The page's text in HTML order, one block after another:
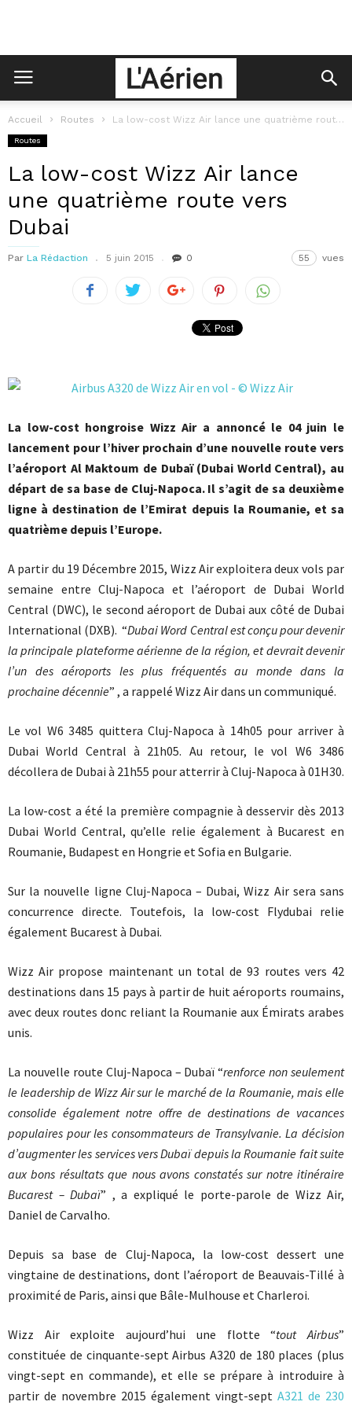
Accueil Routes La low-cost Wizz Air lance une quatrième route vers Dubai
Routes
La low-cost Wizz Air lance
une quatrième route vers
Dubai
Par La Rédaction 5 juin 2015 0 55 vues
La low-cost hongroise Wizz Air a annoncé le 04 juin le
lancement pour l’hiver prochain d’une nouvelle route vers
l’aéroport Al Maktoum de Dubaï (Dubai World Central), au
départ de sa base de Cluj-Napoca. Il s’agit de sa deuxième
ligne à destination de l’Emirat depuis la Roumanie, et sa
quatrième depuis l’Europe.
A partir du 19 Décembre 2015, Wizz Air exploitera deux vols par
semaine entre Cluj-Napoca et l’aéroport de Dubai World
Central (DWC), le second aéroport de Dubai aux côté de Dubai
International (DXB). “Dubai Word Central est conçu pour devenir
la principale plateforme aérienne de la région, et devrait devenir
l’un des aéroports les plus fréquentés au monde dans la
prochaine décennie” , a rappelé Wizz Air dans un communiqué.
Le vol W6 3485 quittera Cluj-Napoca à 14h05 pour arriver à
Dubai World Central à 21h05. Au retour, le vol W6 3486
décollera de Dubai à 21h55 pour atterrir à Cluj-Napoca à 01H30.
La low-cost a été la première compagnie à desservir dès 2013
Dubai World Central, qu’elle relie également à Bucarest en
Roumanie, Budapest en Hongrie et Sofia en Bulgarie.
Sur la nouvelle ligne Cluj-Napoca – Dubai, Wizz Air sera sans
concurrence directe. Toutefois, la low-cost Flydubai relie
également Bucarest à Dubai.
Wizz Air propose maintenant un total de 93 routes vers 42
destinations dans 15 pays à partir de huit aéroports roumains,
avec deux routes donc reliant la Roumanie aux Émirats arabes
unis.
La nouvelle route Cluj-Napoca – Dubaï “renforce non seulement
le leadership de Wizz Air sur le marché de la Roumanie, mais elle
consolide également notre offre de destinations de vacances
populaires pour les consommateurs de Transylvanie. La décision
d’augmenter les services vers Dubaï depuis la Roumanie fait suite
aux bons résultats que nous avons constatés sur notre itinéraire
Bucarest – Dubaï” , a expliqué le porte-parole de Wizz Air,
Daniel de Carvalho.
Depuis sa base de Cluj-Napoca, la low-cost dessert une
vingtaine de destinations, dont l’aéroport de Beauvais-Tillé à
proximité de Paris, ainsi que Bâle-Mulhouse et Charleroi.
Wizz Air exploite aujourd’hui une flotte “tout Airbus”
constituée de cinquante-sept Airbus A320 de 180 places (plus
vingt-sept en commande), et elle se prépare à introduire à
partir de novembre 2015 également vingt-sept A321 de 230